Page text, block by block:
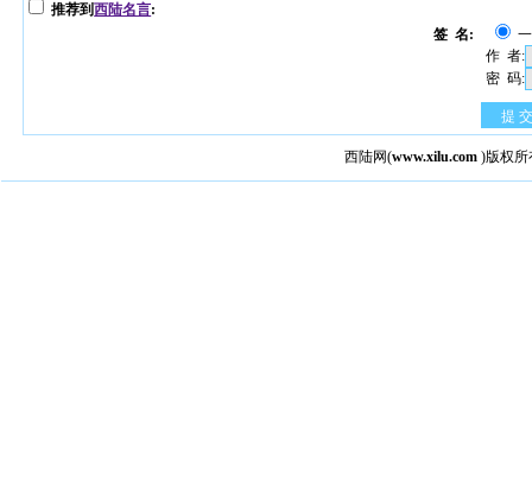
推荐到西陆名言:
签 名:
作 者:
密 码:
提 交
西陆网(www.xilu.com )版权